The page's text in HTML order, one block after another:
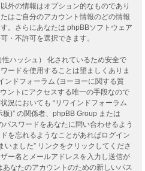
外の情報はオプション的なものであり
はご自分のアカウント情報のどの情報
。さらにあなたは phpBBソフトウェア
・不許可を選択できます。
ハッシュ） 化されているため安全で
ードを使用することは望ましくありま
ンドフォーラム (ヨーヨーに関する質
ントにアクセスする唯一の手段なので
況においても “リワインドフォーラム
)” の関係者、phpBB Group または
スワードをあなたに問い合わせるよう
を忘れるようなことがあればログイン
いました” リンクをクリックしてくださ
ー名とメールアドレスを入力し送信が
なたのアカウントのための新しいパス